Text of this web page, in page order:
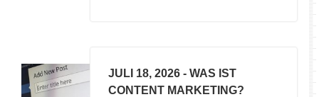
JULI 18, 2026 - WAS IST
CONTENT MARKETING?